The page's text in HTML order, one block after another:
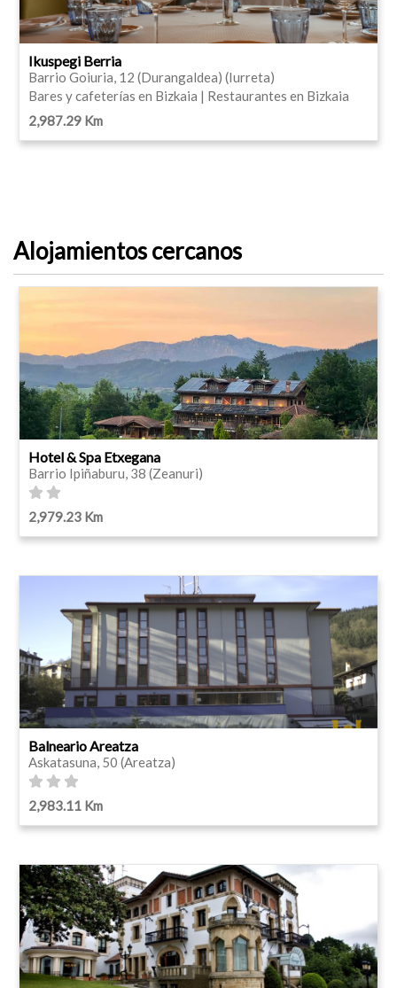
Ikuspegi Berria
Barrio Goiuria, 12 (Durangaldea) (Iurreta)
Bares y cafeterías en Bizkaia | Restaurantes en Bizkaia
2,987.29 Km
Alojamientos cercanos
Hotel & Spa Etxegana
Barrio Ipiñaburu, 38 (Zeanuri)
2,979.23 Km
Balneario Areatza
Askatasuna, 50 (Areatza)
2,983.11 Km